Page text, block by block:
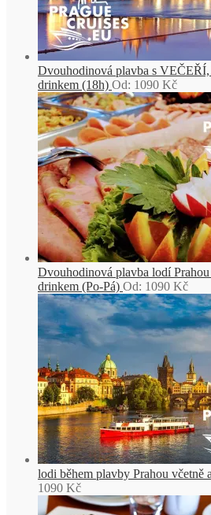
Dvouhodinová plavba s
drinkem (18h) Od: 1090 Kč
Dvouhodinová plavba lodí
drinkem (Po-Pá) Od: 1090 Kč
lodi během plavby Prahou včetně
1090 Kč